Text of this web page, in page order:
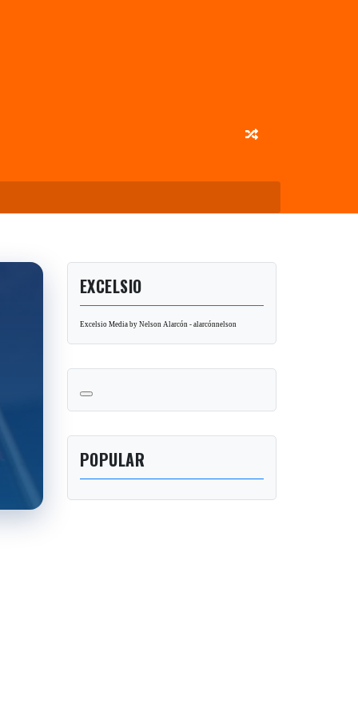
EXCELSIO
Excelsio Media by Nelson Alarcón - alarcónnelson
POPULAR